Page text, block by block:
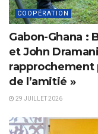
COOPÉRATION
Gabon-Ghana :
et John
rapprochement
de l’amitié »
29 JUILLET 2026